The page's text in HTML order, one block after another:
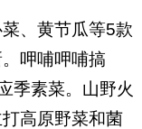
、黄节瓜等5款
呷哺呷哺搞
季素菜。山野火
高原野菜和菌